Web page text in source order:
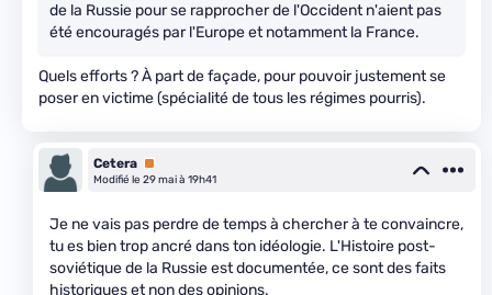
de la Russie pour se rapprocher de l'Occident n'aient pas
été encouragés par l'Europe et notamment la France.
Quels efforts ? À part de façade, pour pouvoir justement se
poser en victime (spécialité de tous les régimes pourris).
Cetera Premium
Modifié le 29 mai à 19h41
Je ne vais pas perdre de temps à chercher à te convaincre,
tu es bien trop ancré dans ton idéologie. L'Histoire post-
soviétique de la Russie est documentée, ce sont des faits
historiques et non des opinions.